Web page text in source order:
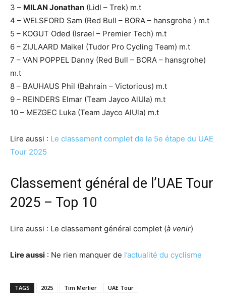
3 – MILAN Jonathan (Lidl – Trek) m.t
4 – WELSFORD Sam (Red Bull – BORA – hansgrohe ) m.t
5 – KOGUT Oded (Israel – Premier Tech) m.t
6 – ZIJLAARD Maikel (Tudor Pro Cycling Team) m.t
7 – VAN POPPEL Danny (Red Bull – BORA – hansgrohe)
m.t
8 – BAUHAUS Phil (Bahrain – Victorious) m.t
9 – REINDERS Elmar (Team Jayco AlUla) m.t
10 – MEZGEC Luka (Team Jayco AlUla) m.t
Lire aussi : Le classement complet de la 5e étape du UAE
Tour 2025
Classement général de l’UAE Tour
2025 – Top 10
Lire aussi : Le classement général complet (à venir)
Lire aussi : Ne rien manquer de l’actualité du cyclisme
TAGS 2025 Tim Merlier UAE Tour